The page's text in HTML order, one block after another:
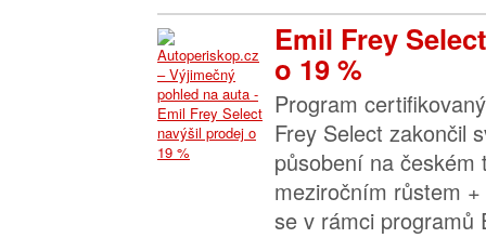
Emil Frey
o 19 %
Program
Frey Select zakončil
působení na českém
meziročním růstem
se v rámci programů